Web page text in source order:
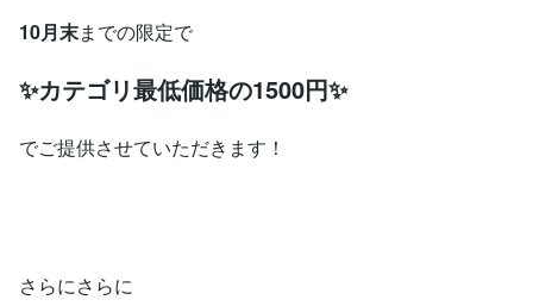
10月末までの限定で
✨カテゴリ最低価格の1500円✨
でご提供させていただきます！
さらにさらに